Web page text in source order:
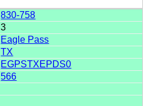
830-758
3
Eagle Pass
TX
EGPSTXEPDS0
566